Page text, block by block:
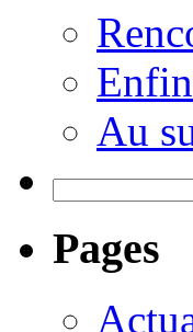
Au
Pages